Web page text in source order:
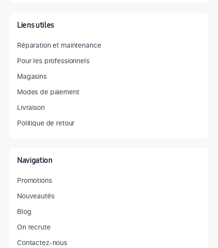
Liens utiles
Réparation et maintenance
Pour les professionnels
Magasins
Modes de paiement
Livraison
Politique de retour
Navigation
Promotions
Nouveautés
Blog
On recrute
Contactez-nous